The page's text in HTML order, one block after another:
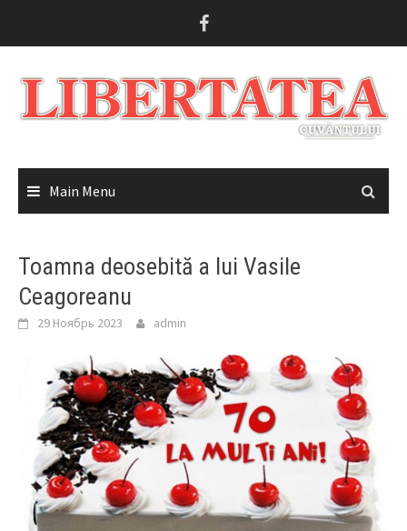
Main Menu
Toamna deosebită a lui Vasile
Ceagoreanu
29 Ноябрь 2023 admin